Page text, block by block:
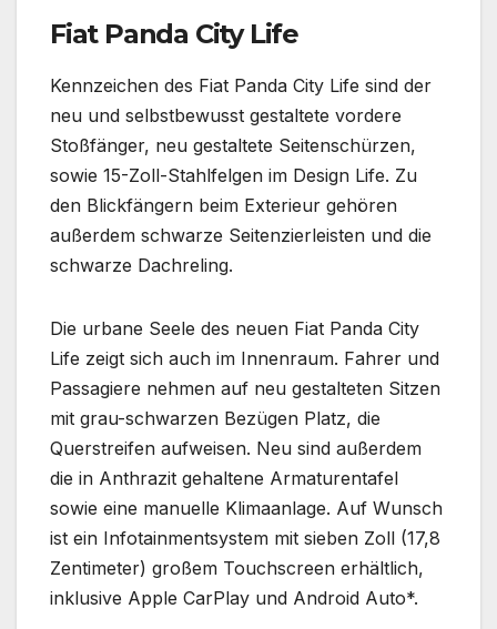
Fiat Panda City Life
Kennzeichen des Fiat Panda City Life sind der
neu und selbstbewusst gestaltete vordere
Stoßfänger, neu gestaltete Seitenschürzen,
sowie 15-Zoll-Stahlfelgen im Design Life. Zu
den Blickfängern beim Exterieur gehören
außerdem schwarze Seitenzierleisten und die
schwarze Dachreling.
Die urbane Seele des neuen Fiat Panda City
Life zeigt sich auch im Innenraum. Fahrer und
Passagiere nehmen auf neu gestalteten Sitzen
mit grau-schwarzen Bezügen Platz, die
Querstreifen aufweisen. Neu sind außerdem
die in Anthrazit gehaltene Armaturentafel
sowie eine manuelle Klimaanlage. Auf Wunsch
ist ein Infotainmentsystem mit sieben Zoll (17,8
Zentimeter) großem Touchscreen erhältlich,
inklusive Apple CarPlay und Android Auto*.